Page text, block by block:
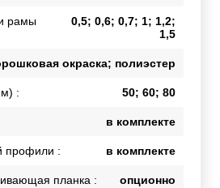
рамы
0,5; 0,6; 0,7; 1; 1,2;
1,5
окраска; полиэстер
: 50; 60; 80
в комплекте
профили : в комплекте
планка : опционно